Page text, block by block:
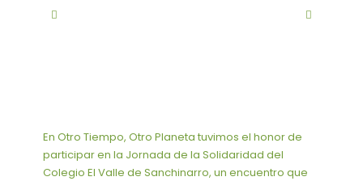
En Otro Tiempo, Otro Planeta tuvimos el honor de
participar en la Jornada de la Solidaridad del
Colegio El Valle de Sanchinarro, un encuentro que